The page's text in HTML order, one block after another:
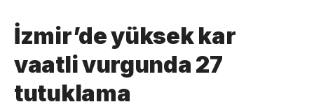
İzmir’de yüksek kar
vaatli vurgunda 27
tutuklama